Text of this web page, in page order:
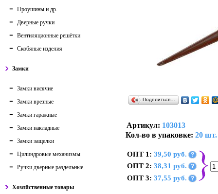
Проушины и др.
Дверные ручки
Вентиляционные решётки
Скобяные изделия
Замки
Замки висячие
Замки врезные
Замки гаражные
Замки накладные
Замки защелки
Цилиндровые механизмы
Ручки дверные раздельные
Хозяйственные товары
Поделиться…
Артикул: 103013
Кол-во в упаковке: 20 шт.
ОПТ 1: 39,50 руб. ?
ОПТ 2: 38,31 руб. ?
ОПТ 3: 37,55 руб. ?